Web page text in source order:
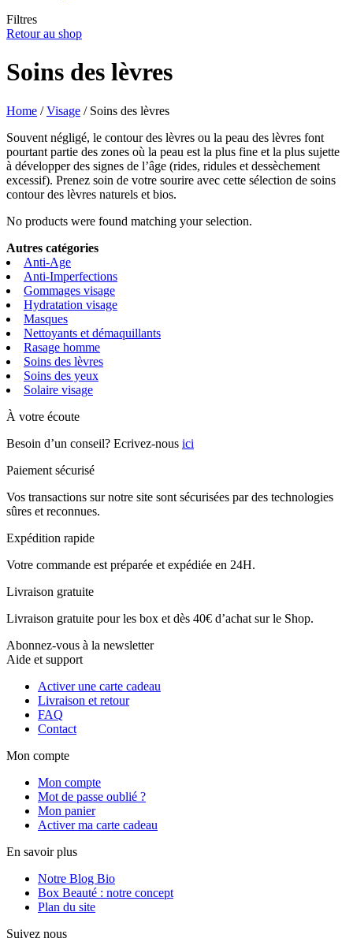
Filtres
Retour au shop
Soins des lèvres
Home /Visage / Soins des lèvres
Souvent négligé, le contour des lèvres ou la peau des lèvres font
pourtant partie des zones où la peau est la plus fine et la plus sujette
à développer des signes de l’âge (rides, ridules et dessèchement
excessif). Prenez soin de votre sourire avec cette sélection de soins
contour des lèvres naturels et bios.
No products were found matching your selection.
Autres catégories
Anti-Age
Anti-Imperfections
Gommages visage
Hydratation visage
Masques
Nettoyants et démaquillants
Rasage homme
Soins des lèvres
Soins des yeux
Solaire visage
À votre écoute
Besoin d’un conseil? Ecrivez-nous ici
Paiement sécurisé
Vos transactions sur notre site sont sécurisées par des technologies
sûres et reconnues.
Expédition rapide
Votre commande est préparée et expédiée en 24H.
Livraison gratuite
Livraison gratuite pour les box et dès 40€ d’achat sur le Shop.
Abonnez-vous à la newsletter
Aide et support
Activer une carte cadeau
Livraison et retour
FAQ
Contact
Mon compte
Mon compte
Mot de passe oublié ?
Mon panier
Activer ma carte cadeau
En savoir plus
Notre Blog Bio
Box Beauté : notre concept
Plan du site
Suivez nous